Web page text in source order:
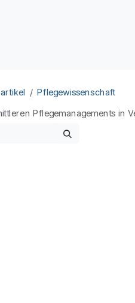
Pflegewissenschaft
Pflegemanagements in